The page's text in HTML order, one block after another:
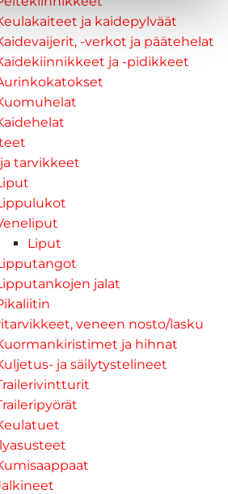
ja kaidepylväät
-verkot ja päätehelat
ja -pidikkeet
tarvikkeet
Liput
jalat
veneen nosto/lasku
ja hihnat
ja säilytystelineet